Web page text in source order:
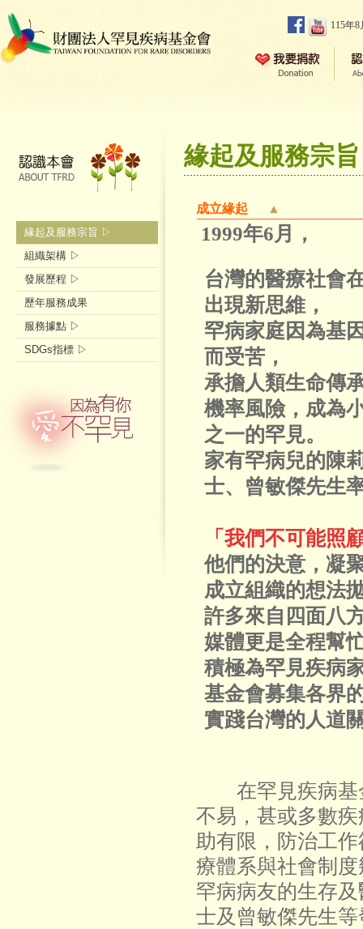
115年
緣起及服務宗旨
成立緣起 ▲
1999年6月，
台灣的醫療社會
出現新思維，
罕病家庭因為基
而受苦，
承擔人類生命傳
機率風險，成為
之一的罕見。
家有罕病兒的陳
士、曾敏傑先生
「我們不可能照
他們的決意，凝
成立組織的想法
許多來自四面八
媒體更是全程幫
積極為罕見疾病
基金會募集各界
實踐台灣的人道
在罕見疾病基
不易，甚或多數
助有限，防治工
療體系與社會制
罕病病友的生存
士及曾敏傑先生
緣起及服務宗旨 ▷
組織架構 ▷
發展歷程 ▷
歷年服務成果
服務據點 ▷
SDGs指標 ▷